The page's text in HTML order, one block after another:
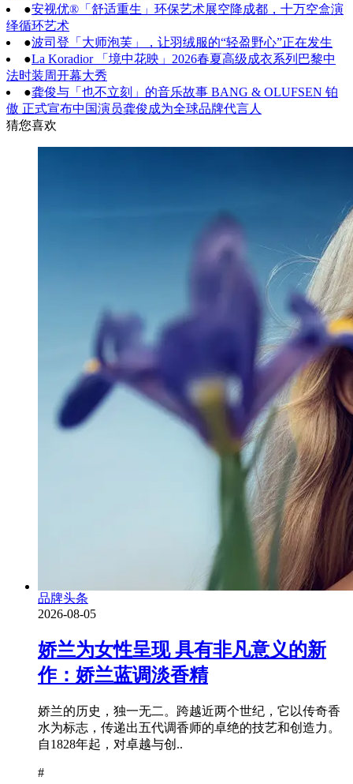
●安视优®「舒适重生」环保艺术展空降成都，十万空盒演
绎循环艺术
●波司登「大师泡芙」，让羽绒服的“轻盈野心”正在发生
●La Koradior 「境中花映」2026春夏高级成衣系列巴黎中
法时装周开幕大秀
●龚俊与「也不立刻」的音乐故事 BANG & OLUFSEN 铂
傲 正式宣布中国演员龚俊成为全球品牌代言人
猜您喜欢
品牌头条
2026-08-05
娇兰为女性呈现 具有非凡意义的新
作：娇兰蓝调淡香精
娇兰的历史，独一无二。跨越近两个世纪，它以传奇香
水为标志，传递出五代调香师的卓绝的技艺和创造力。
自1828年起，对卓越与创..
#